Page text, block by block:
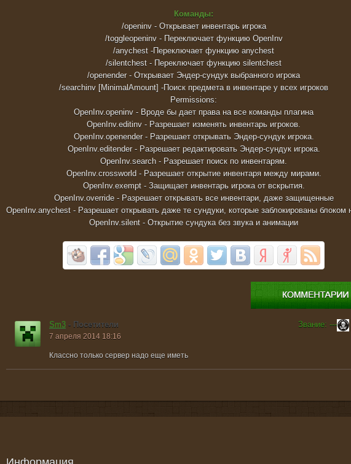
Команды:
/openinv - Открывает инвентарь игрока
/toggleopeninv - Переключает функцию OpenInv
/anychest -Переключает функцию anychest
/silentchest - Переключает функцию silentchest
/openender - Открывает Эндер-сундук выбранного игрока
/searchinv [MinimalAmount] -Поиск предмета в инвентаре у всех игроков
Permissions:
OpenInv.openinv - Вроде бы дает права на все команды плагина
OpenInv.editinv - Разрешает изменять инвентарь игроков.
OpenInv.openender - Разрешает открывать Эндер-сундук игрока.
OpenInv.editender - Разрешает редактировать Эндер-сундук игрока.
OpenInv.search - Разрешает поиск по инвентарям.
OpenInv.crossworld - Разрешает открытие инвентаря между мирами.
OpenInv.exempt - Защищает инвентарь игрока от вскрытия.
OpenInv.override - Разрешает открывать все инвентари, даже защищенные
OpenInv.anychest - Разрешает открывать даже те сундуки, которые заблокированы блоком
OpenInv.silent - Открытие сундука без звука и анимации
Sm3 - Посетители
7 апреля 2014 18:16
Классно только сервер надо еще иметь
Звание: ---